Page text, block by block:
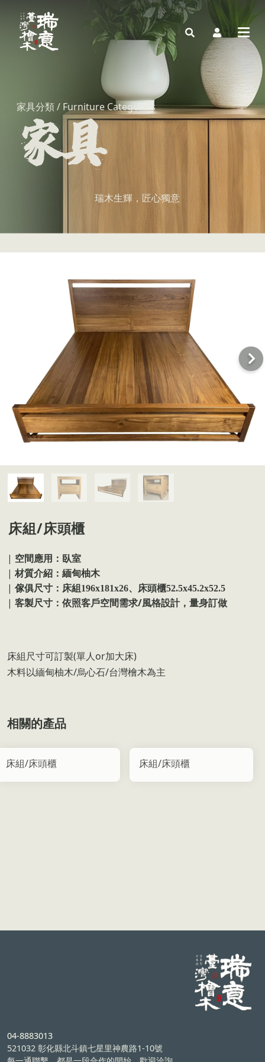
家具分類 / Furniture Categories
瑞木生輝，匠心獨意
床組/床頭櫃
| 空間應用：臥室
| 材質介紹： 緬甸柚木
| 傢俱尺寸：床組196x181x26、床頭櫃52.5x45.2x52.5
| 客製尺寸：依照客戶空間需求/風格設計，量身訂做
床組尺寸可訂製(單人or加大床)
木料以緬甸柚木/烏心石/台灣檜木為主
相關的產品
床組/床頭櫃 床組/床頭櫃
04-8883013
521032 彰化縣北斗鎮七星里神農路1-10號